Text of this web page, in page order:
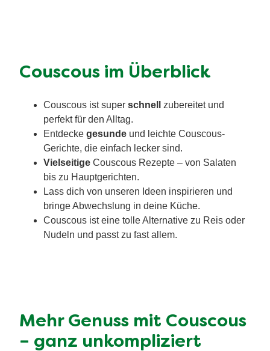
Couscous im Überblick
Couscous ist super schnell
zubereitet und
perfekt für den Alltag.
Entdecke gesunde und leichte Couscous-
Gerichte, die einfach lecker sind.
Vielseitige Couscous Rezepte – von Salaten
bis zu Hauptgerichten.
Lass dich von unseren Ideen inspirieren und
bringe Abwechslung in deine Küche.
Couscous ist eine tolle Alternative zu Reis oder
Nudeln und passt zu fast allem.
Mehr Genuss mit Couscous
– ganz unkompliziert